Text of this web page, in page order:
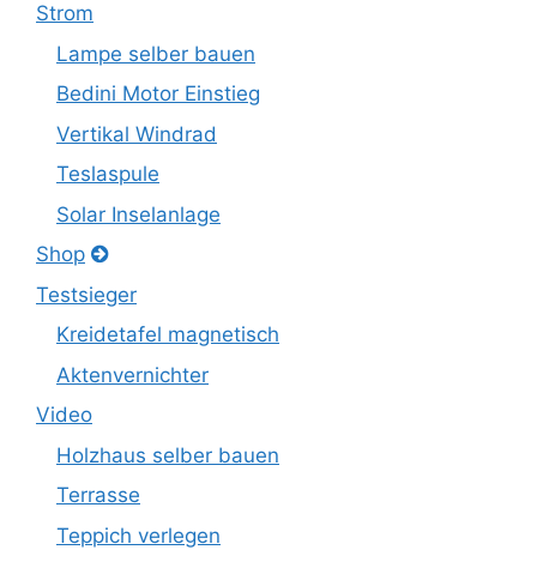
Strom
Lampe selber bauen
Bedini Motor Einstieg
Vertikal Windrad
Teslaspule
Solar Inselanlage
Shop
Testsieger
Kreidetafel magnetisch
Aktenvernichter
Video
Holzhaus selber bauen
Terrasse
Teppich verlegen